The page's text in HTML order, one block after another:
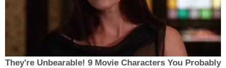
They're Unbearable! 9 Movie Characters You Probably